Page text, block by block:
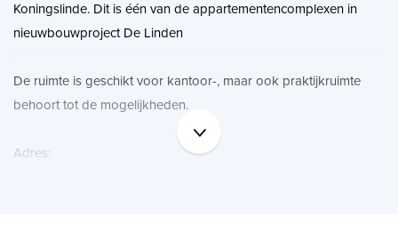
Koningslinde. Dit is één van de appartementencomplexen in
nieuwbouwproject De Linden
De ruimte is geschikt voor kantoor-, maar ook praktijkruimte
behoort tot de mogelijkheden.
Adres: